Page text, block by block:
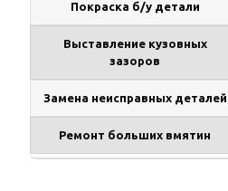
Покраска б/у детали
Выставление кузовных
зазоров
Замена неисправных деталей
Ремонт больших вмятин